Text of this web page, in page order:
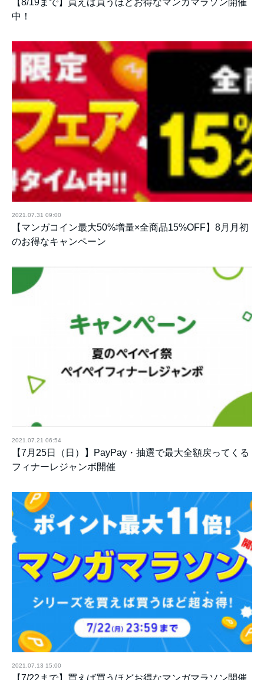
【8/19まで】買えば買うほどお得なマンガマラソン開催
中！
2021.07.31 09:00
【マンガコイン最大50%増量×全商品15%OFF】8月月初
のお得なキャンペーン
2021.07.21 06:54
【7月25日（日）】PayPay・抽選で最大全額戻ってくる
フィナーレジャンボ開催
2021.07.13 15:00
【7/22まで】買えば買うほどお得なマンガマラソン開催